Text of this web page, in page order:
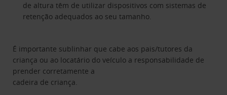
de altura têm de utilizar dispositivos com sistemas de
retenção adequados ao seu tamanho.
É importante sublinhar que cabe aos pais/tutores da
criança ou ao locatário do veículo a responsabilidade de
prender corretamente a
cadeira de criança.